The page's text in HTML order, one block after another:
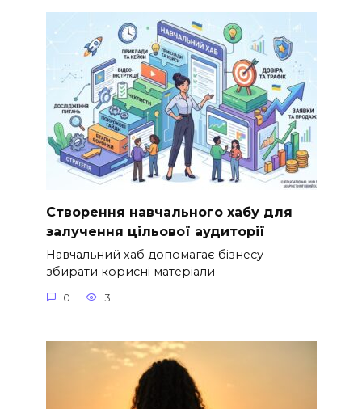
Створення навчального хабу для
залучення цільової аудиторії
Навчальний хаб допомагає бізнесу
збирати корисні матеріали
0 3